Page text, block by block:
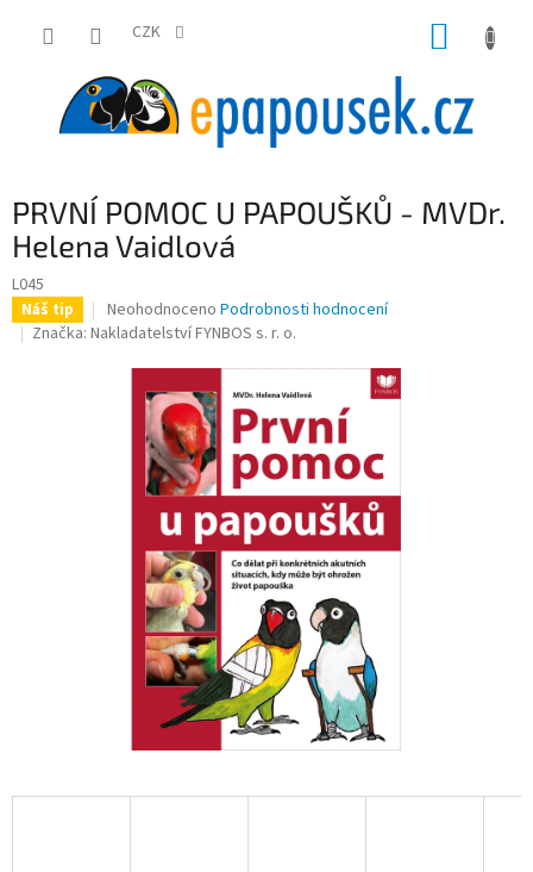
CZK
PRVNÍ POMOC U PAPOUŠKŮ - MVDr.
Helena Vaidlová
L045
Náš tip
Průměrné
hodnocení
hvězdiček.
Neohodnoceno Podrobnosti hodnocení
Značka: Nakladatelství FYNBOS s. r. o.